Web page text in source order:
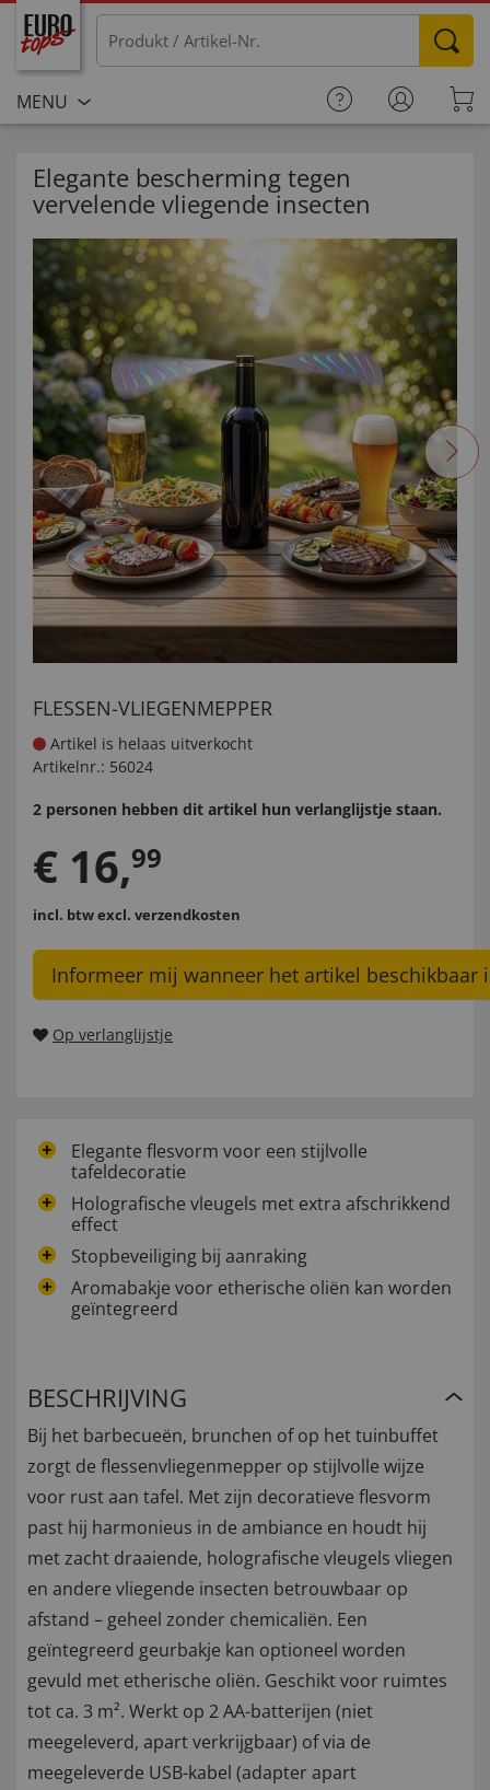
MENU
Elegante bescherming tegen
vervelende vliegende insecten
FLESSEN-VLIEGENMEPPER
Artikel is helaas uitverkocht
Artikelnr.: 56024
2 personen hebben dit artikel hun verlanglijstje staan.
€ 16,99
incl. btwexcl. verzendkosten
Informeer mij wanneer het artikel beschikbaar
Op verlanglijstje
Elegante flesvorm voor een stijlvolle
tafeldecoratie
Holografische vleugels met extra afschrikkend
effect
Stopbeveiliging bij aanraking
Aromabakje voor etherische oliën kan worden
geïntegreerd
BESCHRIJVING
Bij het barbecueën, brunchen of op het tuinbuffet
zorgt de flessenvliegenmepper op stijlvolle wijze
voor rust aan tafel. Met zijn decoratieve flesvorm
past hij harmonieus in de ambiance en houdt hij
met zacht draaiende, holografische vleugels vliegen
en andere vliegende insecten betrouwbaar op
afstand – geheel zonder chemicaliën. Een
geïntegreerd geurbakje kan optioneel worden
gevuld met etherische oliën. Geschikt voor ruimtes
tot ca. 3 m². Werkt op 2 AA-batterijen (niet
meegeleverd, apart verkrijgbaar) of via de
meegeleverde USB-kabel (adapter apart